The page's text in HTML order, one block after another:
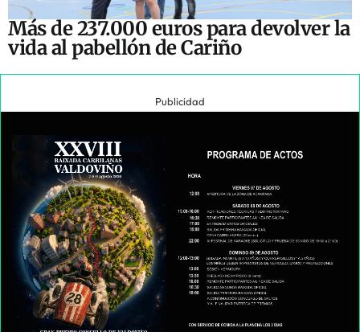
Más de 237.000 euros para devolver la
vida al pabellón de Cariño
Publicidad